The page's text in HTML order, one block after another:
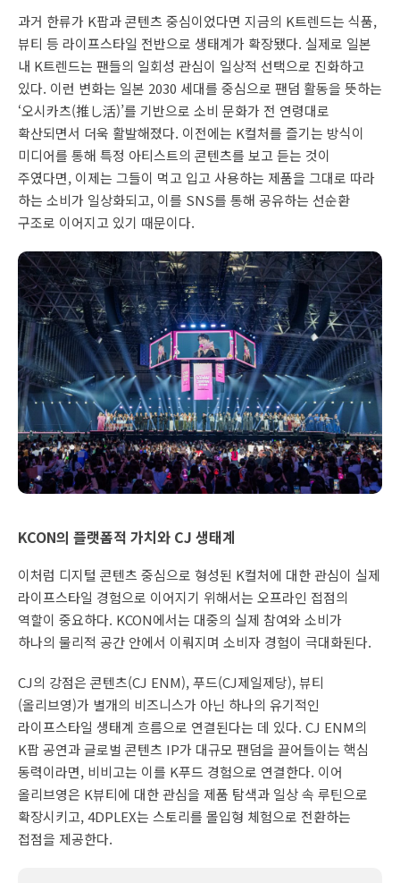
과거 한류가 K팝과 콘텐츠 중심이었다면 지금의 K트렌드는 식품,
뷰티 등 라이프스타일 전반으로 생태계가 확장됐다. 실제로 일본
내 K트렌드는 팬들의 일회성 관심이 일상적 선택으로 진화하고
있다. 이런 변화는 일본 2030 세대를 중심으로 팬덤 활동을 뜻하는
‘오시카츠(推し活)’를 기반으로 소비 문화가 전 연령대로
확산되면서 더욱 활발해졌다. 이전에는 K컬처를 즐기는 방식이
미디어를 통해 특정 아티스트의 콘텐츠를 보고 듣는 것이
주였다면, 이제는 그들이 먹고 입고 사용하는 제품을 그대로 따라
하는 소비가 일상화되고, 이를 SNS를 통해 공유하는 선순환
구조로 이어지고 있기 때문이다.
KCON의 플랫폼적 가치와 CJ 생태계
이처럼 디지털 콘텐츠 중심으로 형성된 K컬처에 대한 관심이 실제
라이프스타일 경험으로 이어지기 위해서는 오프라인 접점의
역할이 중요하다. KCON에서는 대중의 실제 참여와 소비가
하나의 물리적 공간 안에서 이뤄지며 소비자 경험이 극대화된다.
CJ의 강점은 콘텐츠(CJ ENM), 푸드(CJ제일제당), 뷰티
(올리브영)가 별개의 비즈니스가 아닌 하나의 유기적인
라이프스타일 생태계 흐름으로 연결된다는 데 있다. CJ ENM의
K팝 공연과 글로벌 콘텐츠 IP가 대규모 팬덤을 끌어들이는 핵심
동력이라면, 비비고는 이를 K푸드 경험으로 연결한다. 이어
올리브영은 K뷰티에 대한 관심을 제품 탐색과 일상 속 루틴으로
확장시키고, 4DPLEX는 스토리를 몰입형 체험으로 전환하는
접점을 제공한다.